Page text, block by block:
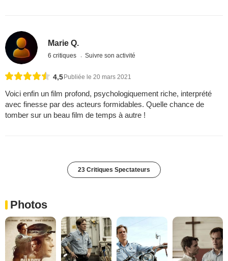
Marie Q.
6 critiques Suivre son activité
4,5Publiée le 20 mars 2021
Voici enfin un film profond, psychologiquement riche, interprété
avec finesse par des acteurs formidables. Quelle chance de
tomber sur un beau film de temps à autre !
23 Critiques Spectateurs
Photos